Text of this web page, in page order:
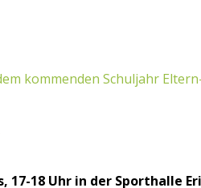
17-18 Uhr in der Sporthalle